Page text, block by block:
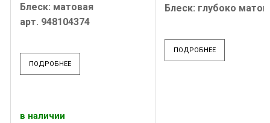
Блеск: матовая
арт. 948104374
ПОДРОБНЕЕ
в наличии
Блеск: глубоко
ПОДРОБНЕЕ